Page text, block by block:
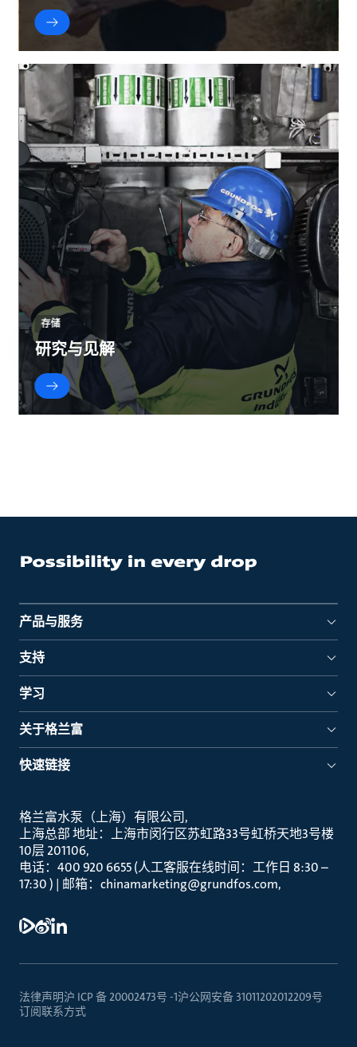
存储
研究与见解
产品与服务
支持
学习
关于格兰富
快速链接
格兰富水泵（上海）有限公司
上海总部 地址：上海市闵行区苏虹路33号虹桥天地3号楼
10层 201106
电话：400 920 6655 (人工客服在线时间：工作日 8:30 –
17:30 ) | 邮箱：chinamarketing@grundfos.com
法律声明沪 ICP 备 20002473号 -1沪公网安备 31011202012209号
订阅联系方式